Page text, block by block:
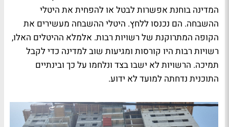
המדינה בוחנת אפשרות לבטל או להפחית את היטלי
ההשבחה. הם נכנסו ללחץ. היטלי ההשבחה מעשירים את
הקופה המתרוקנת של רשויות רבות. אלמלא ההיטלים האלו,
רשויות רבות היו קורסות ומגיעות שוב למדינה כדי לקבל
תמיכה. הרשויות לא ישבו בצד ונלחמו על כך ובינתיים
התוכנית נדחתה למועד לא ידוע.